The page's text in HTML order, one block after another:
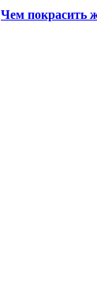
Чем покрасить